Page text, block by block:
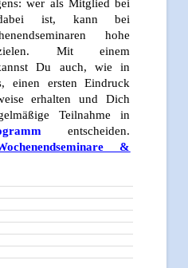
wer als Mitglied bei
ist, kann bei
hohe
Mit einem
Du auch, wie in
einen ersten Eindruck
erhalten und Dich
Teilnahme in
entscheiden.
&